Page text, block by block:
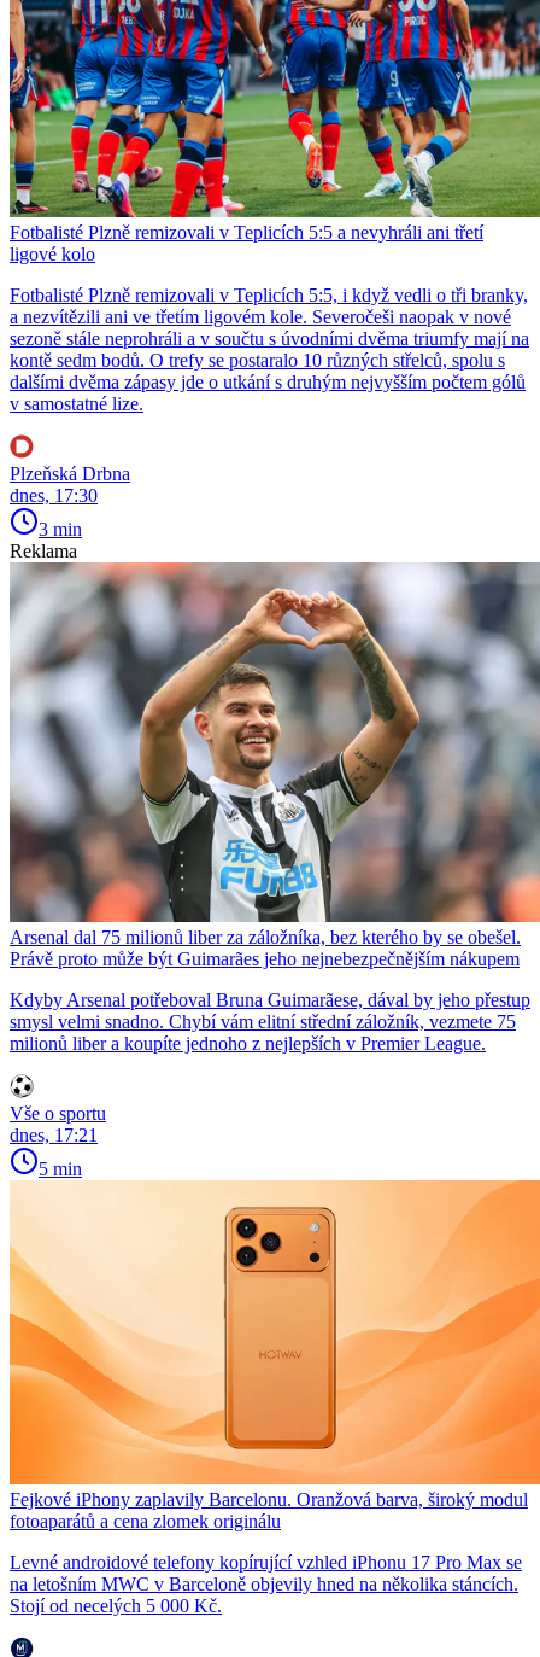
Fotbalisté Plzně remizovali v Teplicích 5:5 a nevyhráli ani třetí
ligové kolo
Fotbalisté Plzně remizovali v Teplicích 5:5, i když vedli o tři branky,
a nezvítězili ani ve třetím ligovém kole. Severočeši naopak v nové
sezoně stále neprohráli a v součtu s úvodními dvěma triumfy mají na
kontě sedm bodů. O trefy se postaralo 10 různých střelců, spolu s
dalšími dvěma zápasy jde o utkání s druhým nejvyšším počtem gólů
v samostatné lize.
Plzeňská Drbna
dnes, 17:30
3 min
Reklama
Arsenal dal 75 milionů liber za záložníka, bez kterého by se obešel.
Právě proto může být Guimarães jeho nejnebezpečnějším nákupem
Kdyby Arsenal potřeboval Bruna Guimarãese, dával by jeho přestup
smysl velmi snadno. Chybí vám elitní střední záložník, vezmete 75
milionů liber a koupíte jednoho z nejlepších v Premier League.
Vše o sportu
dnes, 17:21
5 min
Fejkové iPhony zaplavily Barcelonu. Oranžová barva, široký modul
fotoaparátů a cena zlomek originálu
Levné androidové telefony kopírující vzhled iPhonu 17 Pro Max se
na letošním MWC v Barceloně objevily hned na několika stáncích.
Stojí od necelých 5 000 Kč.